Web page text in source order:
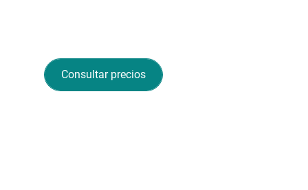
Consultar precios